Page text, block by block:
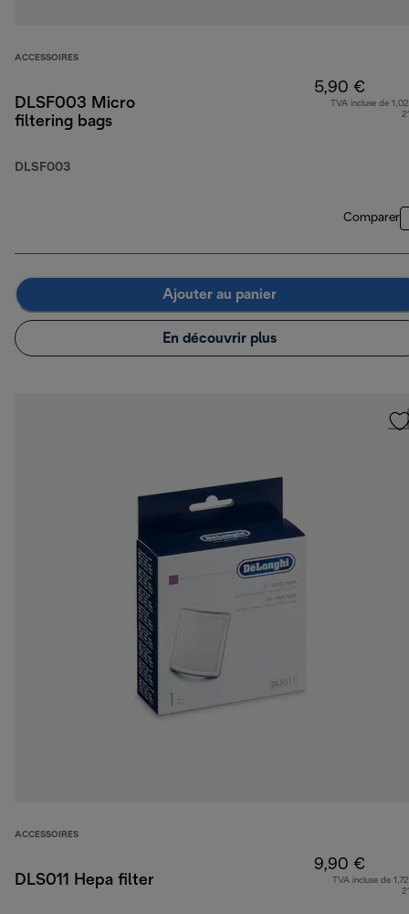
ACCESSOIRES
DLSF003 Micro
filtering bags
DLSF003
5,90 €
TVA incluse de
Comparer
Ajouter au panier
En découvrir plus
ACCESSOIRES
DLS011 Hepa filter
9,90 €
TVA incluse de